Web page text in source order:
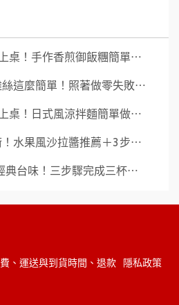
桌！手作香煎御飯糰簡單⋯
這麼簡單！照著做零失敗⋯
桌！日式風涼拌麵簡單做⋯
！水果風沙拉醬推薦＋3步⋯
典台味！三步驟完成三杯⋯
、運送與到貨時間、退款
隱私政策